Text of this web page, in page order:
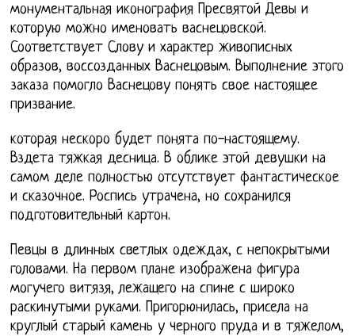
монументальная иконография Пресвятой Девы и
которую можно именовать васнецовской.
Соответствует Слову и характер живописных
образов, воссозданных Васнецовым. Выполнение этого
заказа помогло Васнецову понять свое настоящее
призвание.
которая нескоро будет понята по-настоящему.
Вздета тяжкая десница. В облике этой девушки на
самом деле полностью отсутствует фантастическое
и сказочное. Роспись утрачена, но сохранился
подготовительный картон.
Певцы в длинных светлых одеждах, с непокрытыми
головами. На первом плане изображена фигура
могучего витязя, лежащего на спине с широко
раскинутыми руками. Пригорюнилась, присела на
круглый старый камень у черного пруда и в тяжелом,